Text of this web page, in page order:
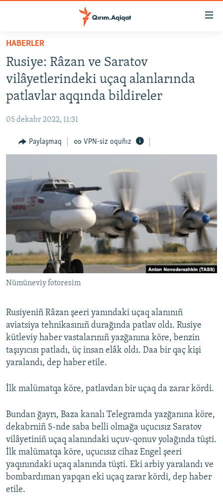
Esas
qaytmaq
Baş
navigatsiyağa
qaytmaq
Qıdıruvğa
SİYASET
İQTİSADİYAT
MEDENİYET
İNSAN AQLARI
SÜRET
BLOGLAR
FİKİR
Русский
Українською
QOŞULIÑIZ!
RFE/RS bütün saytları
HABERLER
Rusiye: Râzan ve Saratov
vilâyetlerindeki uçaq alanlarında
patlavlar aqqında bildireler
05 dekabr 2022, 11:31
Paylaşmaq VPN-siz oquñız
Nümüneviy fotoresim
Rusiyeniñ Râzan şeeri yanındaki uçaq alanınıñ
aviatsiya tehnikasınıñ durağında patlav oldı. Rusiye
kütleviy haber vastalarınıñ yazğanına köre, benzin
taşıyıcısı patladı, üç insan elâk oldı. Daa bir qaç kişi
yaralandı, dep haber etile.
İlk malümatqa köre, patlavdan bir uçaq da zarar kördi.
Bundan ğayrı, Baza kanalı Telegramda yazğanına köre,
dekabrniñ 5-nde saba belli olmağa uçucısız Saratov
vilâyetiniñ uçaq alanındaki uçuv-qonuv yolağında tüşti.
İlk malümatqa köre, uçucısız cihaz Engel şeeri
yaqınındaki uçaq alanında tüşti. Eki arbiy yaralandı ve
bombardıman yapqan eki uçaq zarar kördi, dep haber
etile.